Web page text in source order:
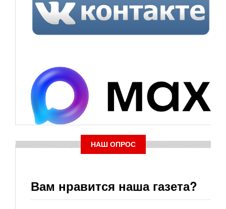
НАШ ОПРОС
Вам нравится наша газета?